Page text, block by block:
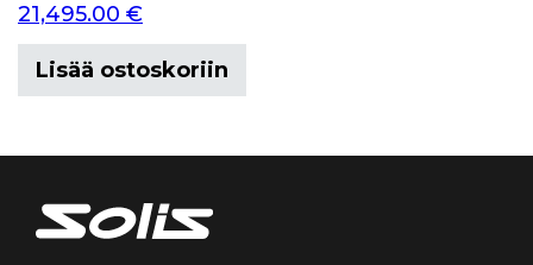
21,495.00 €
Lisää ostoskoriin